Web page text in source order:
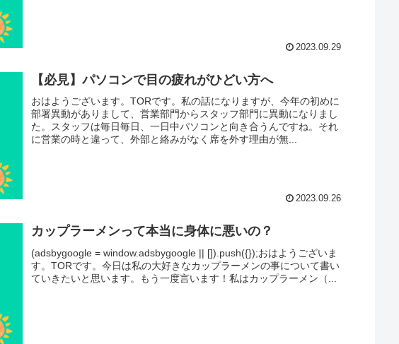
2023.09.29
【必見】パソコンで目の疲れがひどい方へ
おはようございます。TORです。私の話になりますが、今年の初めに
部署異動がありまして、営業部門からスタッフ部門に異動になりまし
た。スタッフは毎日毎日、一日中パソコンと向き合うんですね。それ
に営業の時と違って、外部と絡みがなく席を外す理由が無...
2023.09.26
カップラーメンって本当に身体に悪いの？
(adsbygoogle = window.adsbygoogle || []).push({});おはようございま
す。TORです。今日は私の大好きなカップラーメンの事について書い
ていきたいと思います。もう一度言います！私はカップラーメン（...